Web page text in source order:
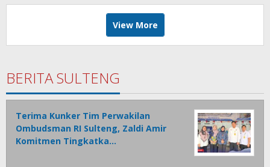
View More
BERITA SULTENG
Terima Kunker Tim Perwakilan
Ombudsman RI Sulteng, Zaldi Amir
Komitmen Tingkatka…